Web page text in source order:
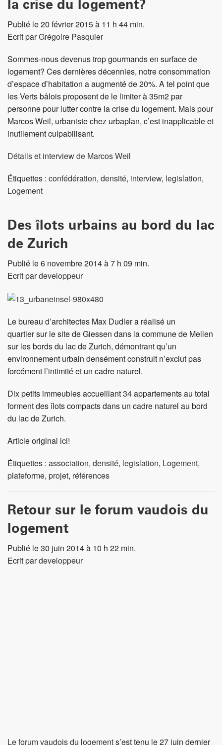
la crise du logement?
Publié le 20 février 2015 à 11 h 44 min.
Ecrit parGrégoire Pasquier
Sommes-nous devenus trop gourmands en surface de
logement? Ces dernières décennies, notre consommation
d’espace d’habitation a augmenté de 20%. A tel point que
les Verts bâlois proposent de le limiter à 35m2 par
personne pour lutter contre la crise du logement. Mais pour
Marcos Weil, urbaniste chez urbaplan, c’est inapplicable et
inutilement culpabilisant.
Détails et interview de Marcos Weil
Étiquettes : confédération, densité, interview, legislation,
Logement
Des îlots urbains au bord du lac
de Zurich
Publié le 6 novembre 2014 à 7 h 09 min.
Ecrit pardeveloppeur
Le bureau d’architectes Max Dudler a réalisé un
quartier sur le site de Giessen dans la commune de Meilen
sur les bords du lac de Zurich, démontrant qu’un
environnement urbain densément construit n’exclut pas
forcément l’intimité et un cadre naturel.
Dix petits immeubles accueillant 34 appartements au total
forment des îlots compacts dans un cadre naturel au bord
du lac de Zurich.
Article original ici!
Étiquettes : association, densité, legislation, Logement,
plateforme, projet, références
Retour sur le forum vaudois du
logement
Publié le 30 juin 2014 à 10 h 22 min.
Ecrit pardeveloppeur